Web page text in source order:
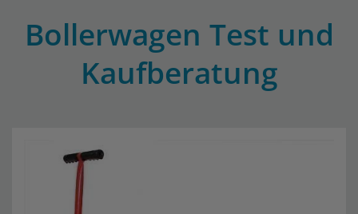
Bollerwagen Test und
Kaufberatung